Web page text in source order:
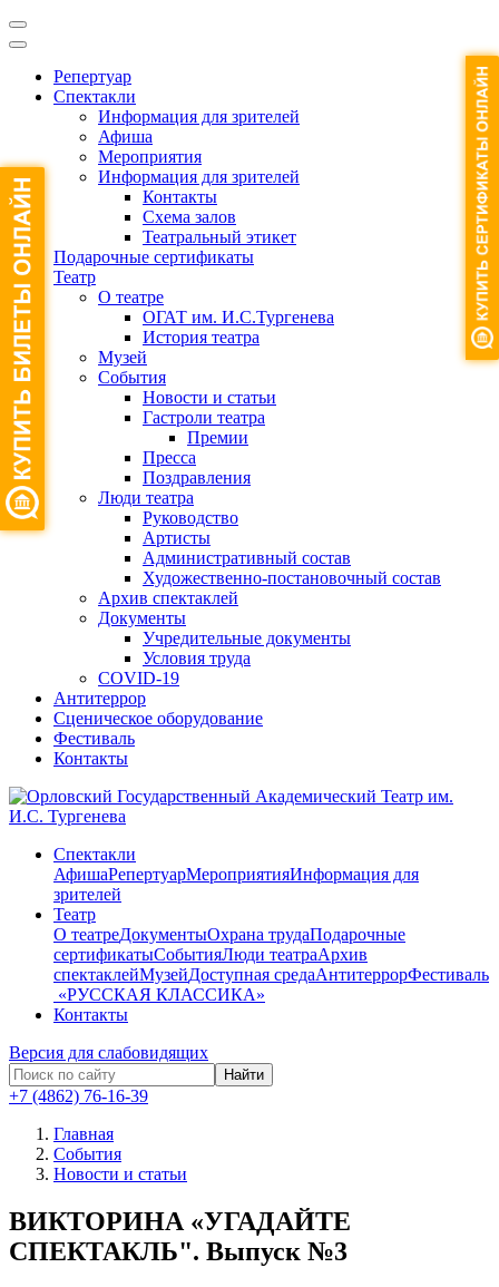
Репертуар
Спектакли
Информация для зрителей
Афиша
Мероприятия
Информация для зрителей
Контакты
Схема залов
Театральный этикет
Подарочные сертификаты
Театр
О театре
ОГАТ им. И.С.Тургенева
История театра
Музей
События
Новости и статьи
Гастроли театра
Премии
Пресса
Поздравления
Люди театра
Руководство
Артисты
Административный состав
Художественно-постановочный состав
Архив спектаклей
Документы
Учредительные документы
Условия труда
COVID-19
Антитеррор
Сценическое оборудование
Фестиваль
Контакты
Спектакли
АфишаРепертуарМероприятияИнформация для
зрителей
Театр
О театреДокументыОхрана трудаПодарочные
сертификатыСобытияЛюди театраАрхив
спектаклейМузейДоступная средаАнтитеррорФестиваль
​ «РУССКАЯ КЛАССИКА»
Контакты
Версия для слабовидящих
Найти
+7 (4862) 76-16-39
Главная
События
Новости и статьи
ВИКТОРИНА «УГАДАЙТЕ
СПЕКТАКЛЬ". Выпуск №3